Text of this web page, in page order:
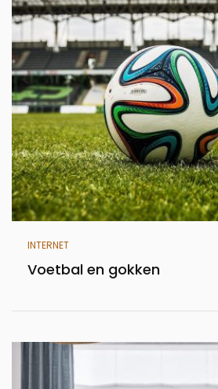
INTERNET
Voetbal en gokken